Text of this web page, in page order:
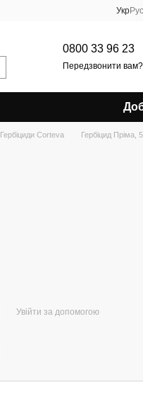
УкрРус
0800 33 96 23
Передзвонити вам?
Гербіциди Corteva Гербіцид Пріма,
Увійти за допомогою